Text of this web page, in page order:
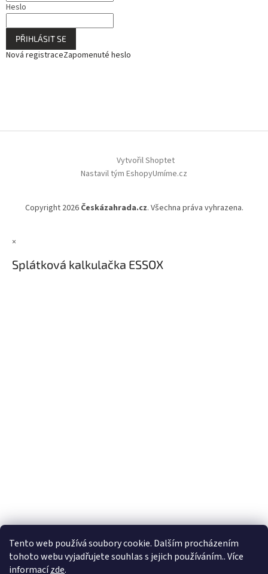
Tento web používá soubory cookie. Dalším procházením
tohoto webu vyjadřujete souhlas s jejich používáním.. Více
informacízde.
Heslo
PŘIHLÁSIT SE
Nová registraceZapomenuté heslo
Vytvořil Shoptet
Nastavil tým EshopyUmíme.cz
Copyright 2026 Českázahrada.cz. Všechna práva vyhrazena.
×
Splátková kalkulačka ESSOX